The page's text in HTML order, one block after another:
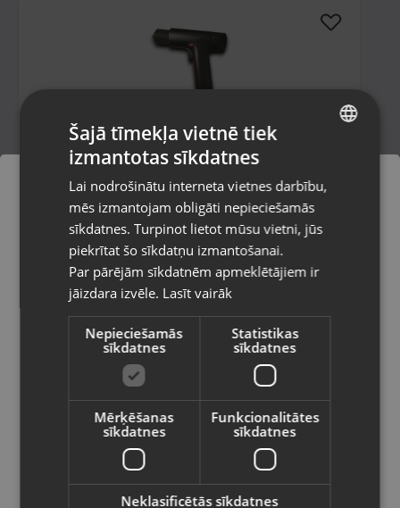
Xiaomi Mi Cordless Screwdriver
Rīga, Jelgavas iela 74-10
Stāvoklis Mazlietots (Garantija 12 mēneši)
69.00€
/mēn.
Parkside PBSA 20-Li A1
Pasūtījumi tiks piegādāti uz
izvēlēto valsti
Vietnes saturs būs attēlots izvēlētajā
valodā
Valsts
Latviešu / Latvian
RUSSIAN
Šajā tīmekļa vietnē tiek
izmantotas sīkdatnes
Lai nodrošinātu interneta vietnes darbību,
mēs izmantojam obligāti nepieciešamās
sīkdatnes. Turpinot lietot mūsu vietni, jūs
piekrītat šo sīkdatņu izmantošanai.
Par pārējām sīkdatnēm apmeklētājiem ir
jāizdara izvēle. Lasīt vairāk
Nepieciešamās
sīkdatnes
Statistikas
sīkdatnes
Mērķēšanas
sīkdatnes
Funkcionalitātes
sīkdatnes
Neklasificētās sīkdatnes